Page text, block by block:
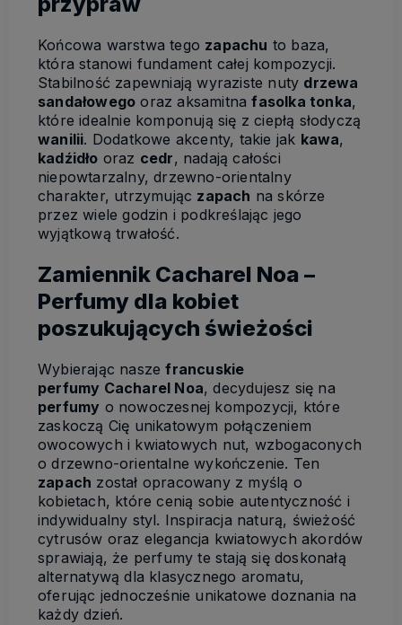
Końcowa warstwa tego zapachu to baza,
która stanowi fundament całej kompozycji.
Stabilność zapewniają wyraziste nuty drzewa
sandałowego oraz aksamitnafasolka tonka,
które idealnie komponują się z ciepłą słodyczą
wanilii. Dodatkowe akcenty, takie jak kawa,
kadźidło oraz cedr, nadają całości
niepowtarzalny, drzewno-orientalny
charakter, utrzymując zapach na skórze
przez wiele godzin i podkreślając jego
wyjątkową trwałość.
Zamiennik Cacharel Noa –
Perfumy dla kobiet
poszukujących świeżości
Wybierając naszefrancuskie
perfumy Cacharel Noa, decydujesz się na
perfumy o nowoczesnej kompozycji, które
zaskoczą Cię unikatowym połączeniem
owocowych i kwiatowych nut, wzbogaconych
o drzewno-orientalne wykończenie. Ten
zapach został opracowany z myślą o
kobietach, które cenią sobie autentyczność i
indywidualny styl. Inspiracja naturą, świeżość
cytrusów oraz elegancja kwiatowych akordów
sprawiają, że perfumy te stają się doskonałą
alternatywą dla klasycznego aromatu,
oferując jednocześnie unikatowe doznania na
każdy dzień.